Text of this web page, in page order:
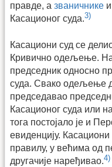
правде, а званичнике
Касационог суда.3)
Касациони суд се
Кривично одељење. На
председник односно
суда. Свако одељење
председавао
Касационог суда или
тога постојало је и
евиденцију. Касациони
правилу, у већима од
другачије наређивао.4)